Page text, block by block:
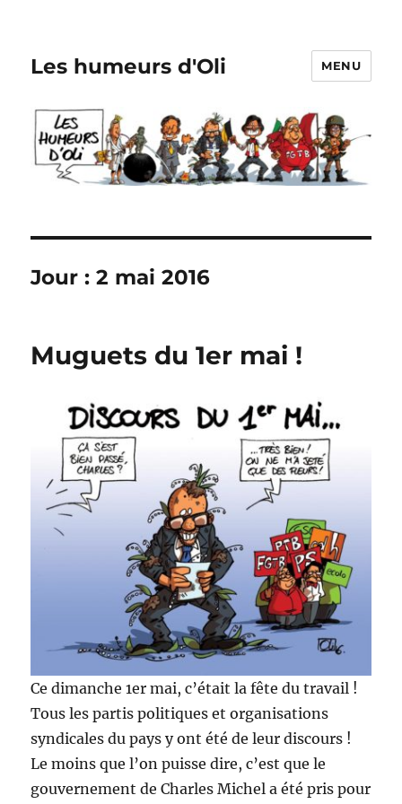
Les humeurs d'Oli MENU
Jour :2 mai 2016
Muguets du 1er mai !
Ce dimanche 1er mai, c’était la fête du travail !
Tous les partis politiques et organisations
syndicales du pays y ont été de leur discours !
Le moins que l’on puisse dire, c’est que le
gouvernement de Charles Michel a été pris pour